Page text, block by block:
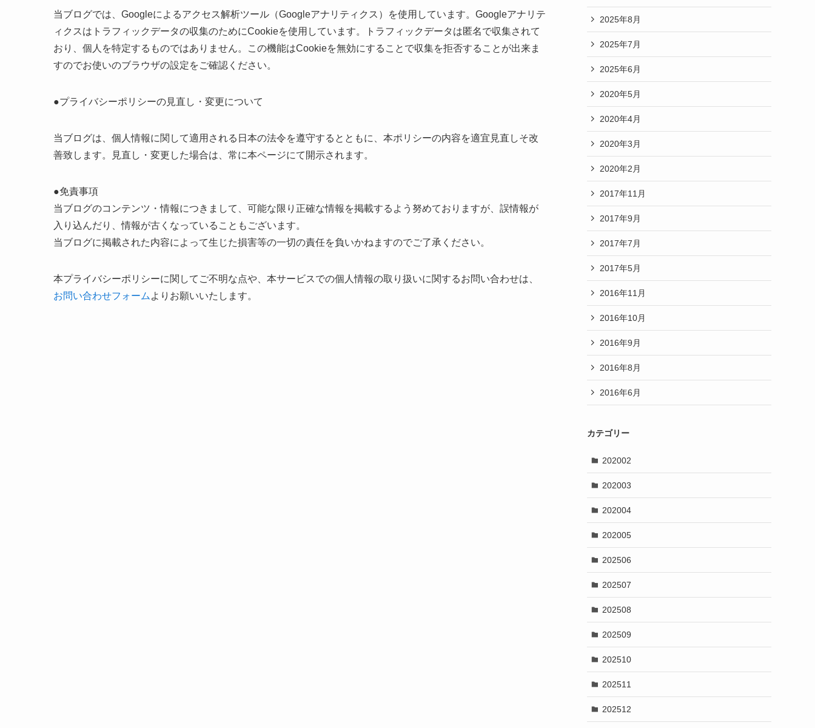
当ブログでは、Googleによるアクセス解析ツール（Googleアナリティクス）を使用しています。Googleアナリテ
ィクスはトラフィックデータの収集のためにCookieを使用しています。トラフィックデータは匿名で収集されて
おり、個人を特定するものではありません。この機能はCookieを無効にすることで収集を拒否することが出来ま
すのでお使いのブラウザの設定をご確認ください。
●プライバシーポリシーの見直し・変更について
当ブログは、個人情報に関して適用される日本の法令を遵守するとともに、本ポリシーの内容を適宜見直しそ改
善致します。見直し・変更した場合は、常に本ページにて開示されます。
●免責事項
当ブログのコンテンツ・情報につきまして、可能な限り正確な情報を掲載するよう努めておりますが、誤情報が
入り込んだり、情報が古くなっていることもございます。
当ブログに掲載された内容によって生じた損害等の一切の責任を負いかねますのでご了承ください。
本プライバシーポリシーに関してご不明な点や、本サービスでの個人情報の取り扱いに関するお問い合わせは、
お問い合わせフォーム よりお願いいたします。
2025年8月
2025年7月
2025年6月
2020年5月
2020年4月
2020年3月
2020年2月
2017年11月
2017年9月
2017年7月
2017年5月
2016年11月
2016年10月
2016年9月
2016年8月
2016年6月
カテゴリー
202002
202003
202004
202005
202506
202507
202508
202509
202510
202511
202512